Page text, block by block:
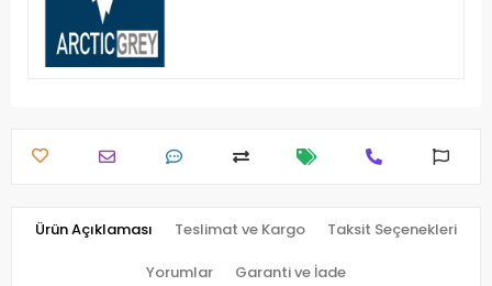
Ürün Açıklaması Teslimat ve Kargo Taksit Seçenekleri
Yorumlar Garanti ve İade